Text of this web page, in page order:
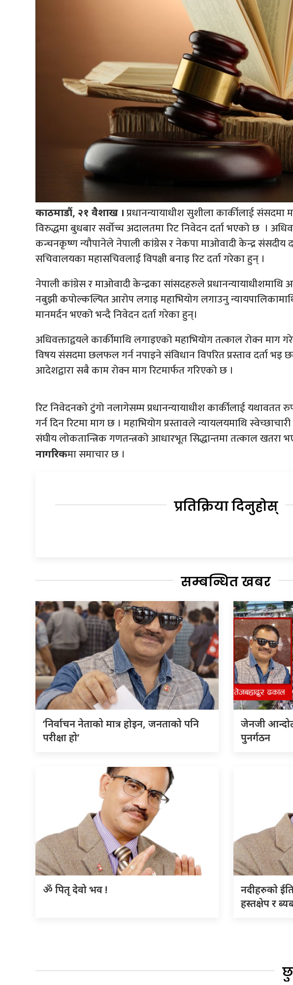
काठमाडौं, २१ वैशाख । प्रधानन्यायाधीश सुशीला कार्कीलाई संसदमा
विरुद्धमा बुधबार सर्वोच्च अदालतमा रिट निवेदन दर्ता भएको छ ।
कन्चनकृष्ण न्यौपानेले नेपाली कांग्रेस र नेकपा माओवादी केन्द्र
सचिवालयका महासचिवलाई विपक्षी बनाइ रिट दर्ता गरेका हुन् ।
नेपाली कांग्रेस र माओवादी केन्द्रका सांसदहरुले प्रधानन्यायाधीशमाथि
नबुझी कपोल्कल्पित आरोप लगाइ महाभियोग लगाउनु न्यायपालिकामाथि
मानमर्दन भएको भन्दै निवेदन दर्ता गरेका हुन्।
अधिवक्ताद्वयले कार्कीमाथि लगाइएको महाभियोग तत्काल रोक्न माग
विषय संसदमा छलफल गर्न नपाइने संविधान विपरित प्रस्ताव दर्ता
आदेशद्वारा सबै काम रोक्न माग रिटमार्फत गरिएको छ ।
रिट निवेदनको टुंगो नलागेसम्म प्रधानन्यायाधीश कार्कीलाई यथावतत
गर्न दिन रिटमा माग छ । महाभियोग प्रस्तावले न्यायलयमाथि
संघीय लोकतान्त्रिक गणतन्त्रको आधारभूत सिद्धान्तमा तत्काल खतरा
नागरिकमा समाचार छ ।
प्रतिक्रिया दिनुहोस्
सम्बन्धित खबर
‘निर्वाचन नेताको मात्र होइन, जनताको पनि
परीक्षा हो’
जेनजी
पुनर्गठन
ॐ पितृ देवो भव !
नदीहरुकाे
हस्तक्षेप र